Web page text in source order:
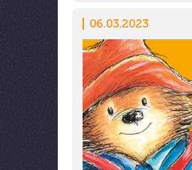
06.03.2023